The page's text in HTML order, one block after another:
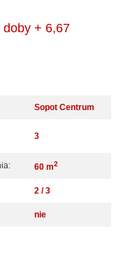
doby + 6,67
Sopot Centrum
3
60 m2
2 / 3
nie